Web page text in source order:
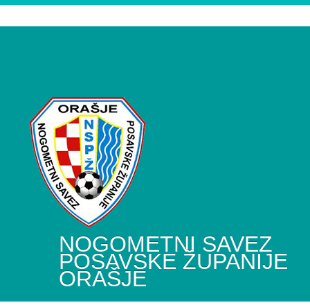
NOGOMETNI SAVEZ
POSAVSKE ŽUPANIJE
ORAŠJE